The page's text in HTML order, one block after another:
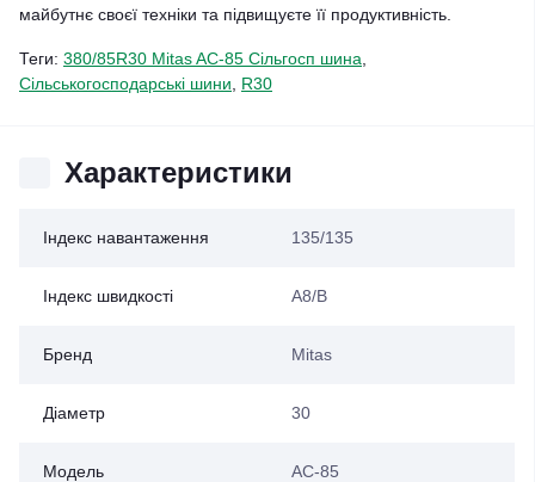
майбутнє своєї техніки та підвищуєте її продуктивність.
Теги: 380/85R30 Mitas AC-85 Сільгосп шина
Сільськогосподарські шини
R30
Характеристики
Індекс навантаження 135/135
Індекс швидкості A8/B
Бренд Mitas
Діаметр 30
Модель AC-85